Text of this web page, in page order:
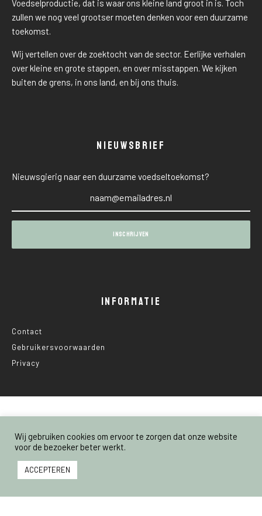
Voedselproductie, dat is waar ons kleine land groot in is. Toch
zullen we nog veel grootser moeten denken voor een duurzame
toekomst.
Wij vertellen over de zoektocht van de sector. Eerlijke verhalen
over kleine en grote stappen, en over misstappen. We kijken
buiten de grens, in ons land, en bij ons thuis.
NIEUWSBRIEF
Nieuwsgierig naar een duurzame voedseltoekomst?
INFORMATIE
Contact
Gebruikersvoorwaarden
Privacy
© 2025 Nederland Voedselland
Wij gebruiken cookies om ervoor te zorgen dat onze website
voor de bezoeker beter werkt.
ACCEPTEREN